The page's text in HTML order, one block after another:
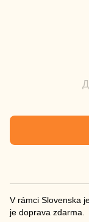
V rámci Slovenska
je doprava zdarma.